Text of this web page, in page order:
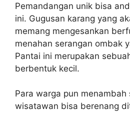
Pemandangan unik bisa
ini. Gugusan karang yang
memang mengesankan
menahan serangan ombak
Pantai ini merupakan
berbentuk kecil.
Para warga pun
wisatawan bisa berenang